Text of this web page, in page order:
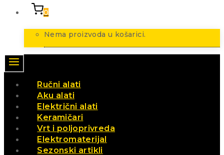
0
Nema proizvoda u košarici.
Ručni alati
Aku alati
Električni alati
Keramičari
Vrt i poljoprivreda
Elektromaterijal
Sezonski artikli